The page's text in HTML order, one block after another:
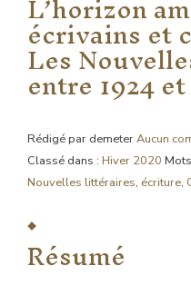
écrivains et
Les
entre 1924
Rédigé par demeterAucun
Classé dans : Hiver 2020
Nouvelles littéraires, écriture,
Résumé